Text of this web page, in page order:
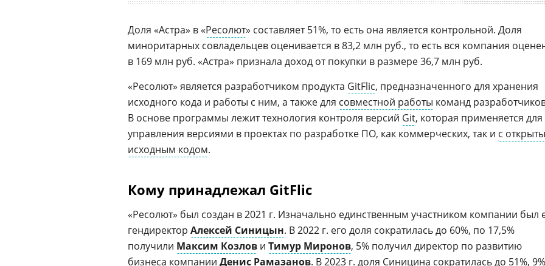
Доля «Астра» в «Ресолют» составляет 51%, то есть она является контрольной. Доля
миноритарных совладельцев оценивается в 83,2 млн руб., то есть вся компания
в 169 млн руб. «Астра» признала доход от покупки в размере 36,7 млн руб.
«Ресолют» является разработчиком продукта GitFlic, предназначенного для хранения
исходного кода и работы с ним, а также для совместной работы команд
В основе программы лежит технология контроля версий Git, которая применяется для
управления версиями в проектах по разработке ПО, как коммерческих, так и с
исходным кодом.
Кому принадлежал GitFlic
«Ресолют» был создан в 2021 г. Изначально единственным участником компании был
гендиректор Алексей Синицын. В 2022 г. его доля сократилась до 60%, по 17,5%
получили Максим Козлов и Тимур Миронов, 5% получил директор по развитию
бизнеса компании Денис Рамазанов. В 2023 г. доля Синицина сократилась до 51%, 9%